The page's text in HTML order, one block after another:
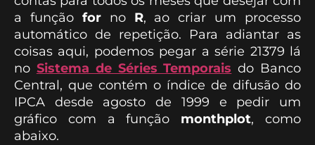
a função forno R, ao criar um processo
automático de repetição. Para adiantar as
coisas aqui, podemos pegar a série 21379 lá
no Sistema de Séries Temporais do Banco
Central, que contém o índice de difusão do
IPCA desde agosto de 1999 e pedir um
gráfico com a função monthplot, como
abaixo.